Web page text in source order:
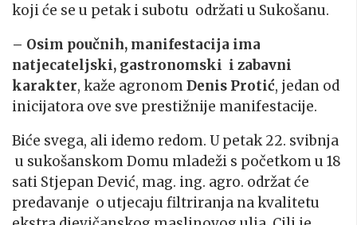
koji će se u petak i subotu održati u Sukošanu.
– Osim poučnih, manifestacija ima
natjecateljski, gastronomski i zabavni
karakter, kaže agronomDenis Protić, jedan od
inicijatora ove sve prestižnije manifestacije.
Biće svega, ali idemo redom. U petak 22. svibnja
u sukošanskom Domu mladeži s početkom u 18
sati Stjepan Dević, mag. ing. agro. održat će
predavanje o utjecaju filtriranja na kvalitetu